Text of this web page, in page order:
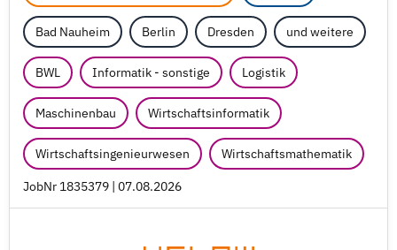
Bad Nauheim Berlin Dresden und weitere
BWL Informatik - sonstige Logistik
Maschinenbau Wirtschaftsinformatik
Wirtschaftsingenieurwesen Wirtschaftsmathematik
JobNr 1835379 | 07.08.2026